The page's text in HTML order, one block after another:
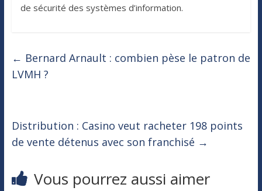
de sécurité des systèmes d’information.
← Bernard Arnault : combien pèse le patron de
LVMH ?
Distribution : Casino veut racheter 198 points
de vente détenus avec son franchisé →
Vous pourrez aussi aimer